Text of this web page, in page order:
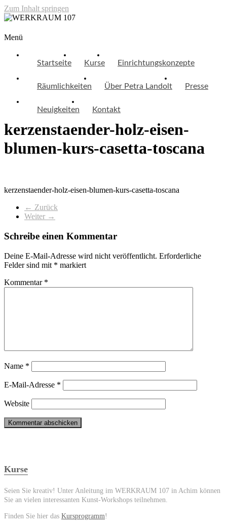
Zum Inhalt springen
WERKRAUM 107
Menü
Startseite Kurse Einrichtungskonzepte
Räumlichkeiten Über Petra Landolt Presse
Neuigkeiten Kontakt
kerzenstaender-holz-eisen-
blumen-kurs-casetta-toscana
kerzenstaender-holz-eisen-blumen-kurs-casetta-toscana
← Zurück
Weiter →
Schreibe einen Kommentar
Deine E-Mail-Adresse wird nicht veröffentlicht. Erforderliche
Felder sind mit * markiert
Kommentar *
Name *
E-Mail-Adresse *
Website
Kurse
Seien Sie kreativ! Unter Anleitung im WERKRAUM 107 in Achim können
Sie an vielen interessanten Kunst-Workshops teilnehmen.
Finden Sie hier das Kursprogramm!